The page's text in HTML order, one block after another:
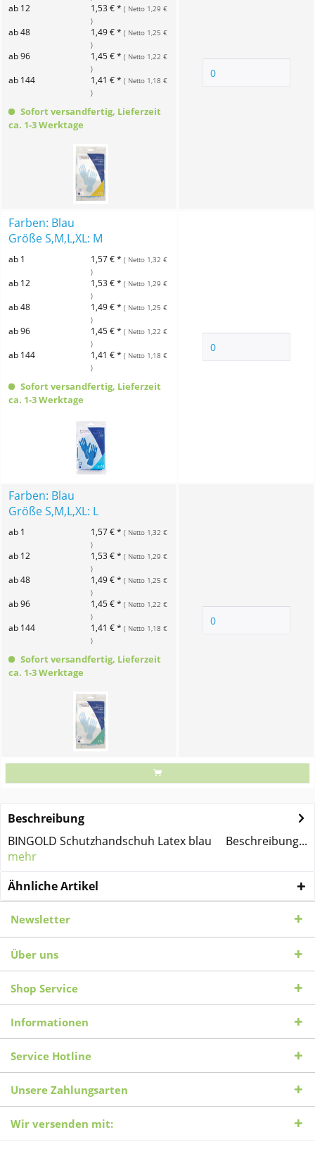
ab 12 1,53 € * ( Netto 1,29 €
)
ab 48 1,49 € * ( Netto 1,25 €
)
ab 96 1,45 € * ( Netto 1,22 €
)
ab 144 1,41 € * ( Netto 1,18 €
)
Sofort versandfertig, Lieferzeit
ca. 1-3 Werktage
Farben: Blau
Größe S,M,L,XL: M
ab 1 1,57 € * ( Netto 1,32 €
)
ab 12 1,53 € * ( Netto 1,29 €
)
ab 48 1,49 € * ( Netto 1,25 €
)
ab 96 1,45 € * ( Netto 1,22 €
)
ab 144 1,41 € * ( Netto 1,18 €
)
Sofort versandfertig, Lieferzeit
ca. 1-3 Werktage
Farben: Blau
Größe S,M,L,XL: L
ab 1 1,57 € * ( Netto 1,32 €
)
ab 12 1,53 € * ( Netto 1,29 €
)
ab 48 1,49 € * ( Netto 1,25 €
)
ab 96 1,45 € * ( Netto 1,22 €
)
ab 144 1,41 € * ( Netto 1,18 €
)
Sofort versandfertig, Lieferzeit
ca. 1-3 Werktage
Beschreibung
BINGOLD Schutzhandschuh Latex blau Beschreibung...
mehr
Ähnliche Artikel
Newsletter
Über uns
Shop Service
Informationen
Service Hotline
Unsere Zahlungsarten
Wir versenden mit: